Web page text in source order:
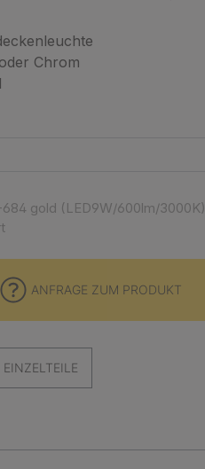
Chrom
gold (LED9W/600lm/3000K)
ANFRAGE ZUM PRODUKT
EINZELTEILE